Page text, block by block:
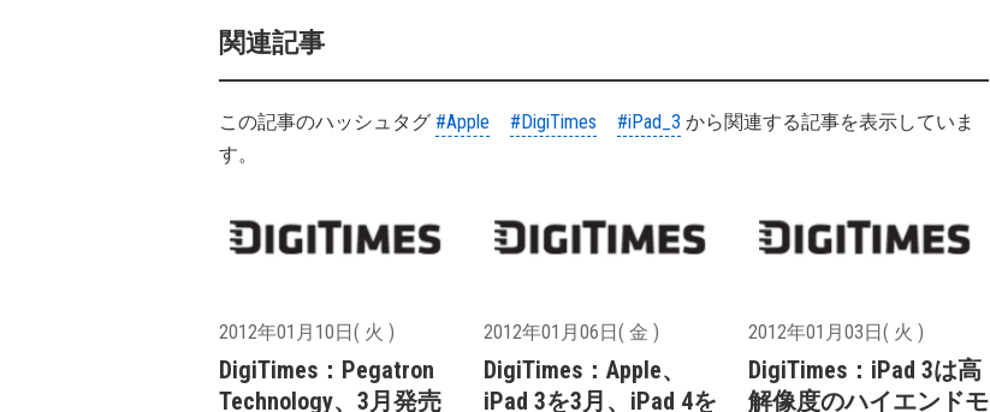
関連記事
この記事のハッシュタグ #Apple #DigiTimes #iPad_3 から関連する記事を表示していま
す。
2012年01月10日( 火 )
DigiTimes：Pegatron
Technology、3月発売
2012年01月06日( 金 )
DigiTimes：Apple、
iPad 3を3月、iPad 4を
2012年01月03日( 火 )
DigiTimes：iPad 3は高
解像度のハイエンドモ